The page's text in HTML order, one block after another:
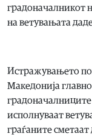
градоначалникот
на ветувањата
Истражувањето
Македонија
исполнуваат
граѓаните